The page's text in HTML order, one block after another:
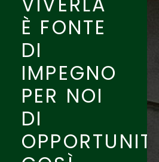
È FONTE
DI
IMPEGNO
PER NOI
DI
OPPORTUNITY.